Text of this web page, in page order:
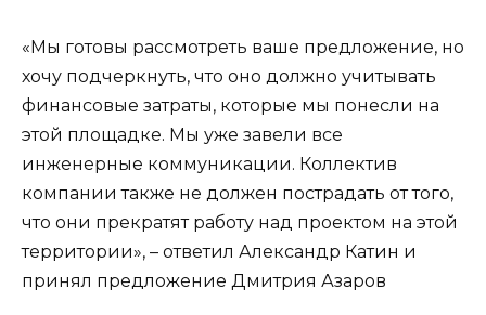
«Мы готовы рассмотреть ваше предложение, но
хочу подчеркнуть, что оно должно учитывать
финансовые затраты, которые мы понесли на
этой площадке. Мы уже завели все
инженерные коммуникации. Коллектив
компании также не должен пострадать от того,
что они прекратят работу над проектом на этой
территории», – ответил Александр Катин и
принял предложение Дмитрия Азаров